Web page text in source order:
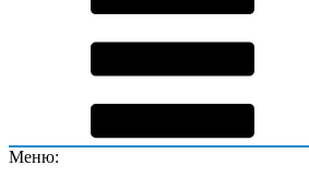
Меню: